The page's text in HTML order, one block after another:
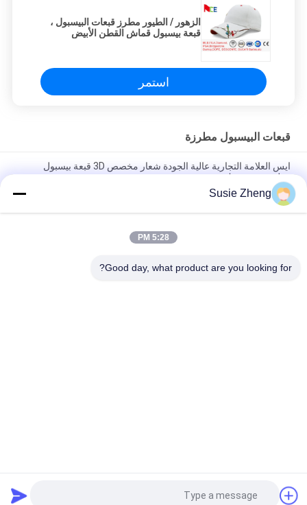
الزهور / الطيور مطرز قبعات البيسبول ،
قبعة بيسبول قماش القطن الأبيض
استمر
قبعات البيسبول مطرزة
ايس العلامة التجارية عالية الجودة شعار مخصص 3D قبعة بيسبول
مطرزة مع مشبك معدني
منظمة
سائق الشاحنة منحني حافة ستة لوحات أبي كاب مطرز شعار الولايات
Susie Zheng
5:28 PM
Good day, what product are you looking for?